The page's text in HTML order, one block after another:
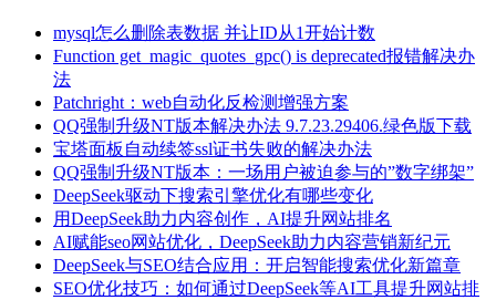
mysql怎么删除表数据 并让ID从1开始计数
Function get_magic_quotes_gpc() is deprecated报错解决办
法
Patchright：web自动化反检测增强方案
QQ强制升级NT版本解决办法 9.7.23.29406.绿色版下载
宝塔面板自动续签ssl证书失败的解决办法
QQ强制升级NT版本：一场用户被迫参与的”数字绑架”
DeepSeek驱动下搜索引擎优化有哪些变化
用DeepSeek助力内容创作，AI提升网站排名
AI赋能seo网站优化，DeepSeek助力内容营销新纪元
DeepSeek与SEO结合应用：开启智能搜索优化新篇章
SEO优化技巧：如何通过DeepSeek等AI工具提升网站排